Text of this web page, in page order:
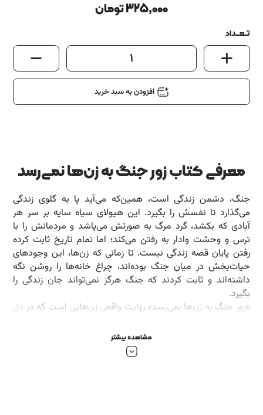
325,000تومان
تــعـــداد
1
افزودن به سبد خرید
معرفی کتاب زور جنگ به زن‌ها نمی‌رسد
جنگ، دشمن زندگی است، همین‌که می‌آید پا به گلوی زندگی
می‌گذارد تا نفسش را بگیرد. این هیولای سیاه سایه بر سر هر
آبادی که بکشد، گرد مرگ به صورتش می‌پاشد و مردمانش را با
ترس و وحشت وادار به رفتن می‌کند؛ اما تمام تاریخ ثابت کرده
رفتن پایان قصه زندگی نیست. تا زمانی که زن‌ها، این وجود‌های
حیات‌بخش در میان جنگ بوده‌اند، چراغ خانه‌ها را روشن نگه
داشته‌اند و ثابت کردند که جنگ هرگز نمی‌تواند جان زندگی را
بگیرد.
«زور جنگ به زن‌ها نمی‌رسد» روایت واقعی زن‌هایی است که در دل
روشن نگه‌داشتن چراغ خانه‌ها، خانه‌بان وطن شدند.
بخشی از کتاب زور جنگ به زن ها نمی رسد
مشاهده بیشتر